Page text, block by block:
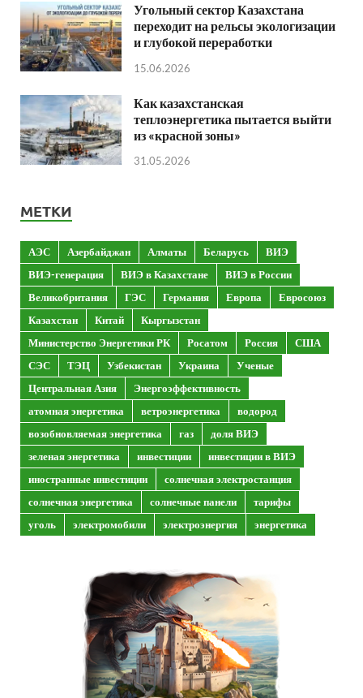
Угольный сектор Казахстана
переходит на рельсы экологизации
и глубокой переработки
15.06.2026
Как казахстанская
теплоэнергетика пытается выйти
из «красной зоны»
31.05.2026
МЕТКИ
АЭС Азербайджан Алматы Беларусь
ВИЭ
ВИЭ-генерация
ВИЭ в Казахстане
ВИЭ в России
Великобритания
ГЭС Германия Европа
Евросоюз
Казахстан
Китай
Кыргызстан
Министерство Энергетики РК
Росатом Россия
США
СЭС
ТЭЦ Узбекистан Украина
Ученые
Центральная Азия
Энергоэффективность
атомная энергетика
ветроэнергетика
водород
возобновляемая энергетика
газ
доля ВИЭ
зеленая энергетика
инвестиции
инвестиции в ВИЭ
иностранные инвестиции
солнечная электростанция
солнечная энергетика
солнечные панели
тарифы
уголь
электромобили электроэнергия энергетика